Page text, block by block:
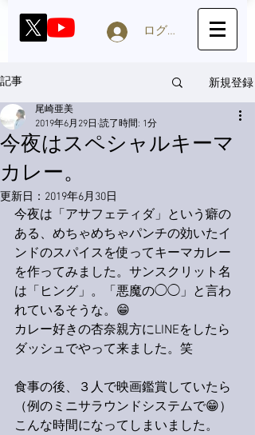
ログイン
記事 新規登録
今夜はスペシャルキーマ
カレー。
尾崎亜美
2019年6月29日 読了時間: 1分
更新日： 2019年6月30日
今夜は「アサフェティダ」という癖の
ある、めちゃめちゃパンチの効いたイ
ンドのスパイスを使ってキーマカレー
を作ってみました。サンスクリット名
は「ヒング」。「悪魔の◯◯」と言わ
れているそうな。😁
カレー好きの杏奈親方にLINEをしたら
ダッシュでやって来ました。笑
食事の後、３人で映画鑑賞していたら
（例のミニサラウンドシステムで😁）
こんな時間になってしまいました。